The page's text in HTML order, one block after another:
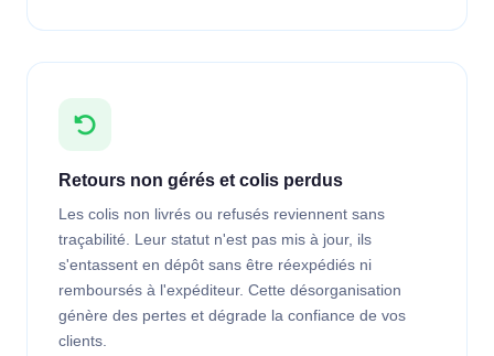
Retours non gérés et colis perdus
Les colis non livrés ou refusés reviennent sans
traçabilité. Leur statut n'est pas mis à jour, ils
s'entassent en dépôt sans être réexpédiés ni
remboursés à l'expéditeur. Cette désorganisation
génère des pertes et dégrade la confiance de vos
clients.